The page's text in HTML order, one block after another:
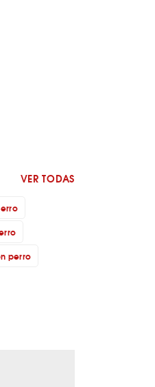
VER TODAS
perro